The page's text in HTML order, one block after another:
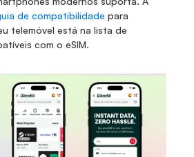
de compatibilidade para
telemóvel está na lista de
com o eSIM.